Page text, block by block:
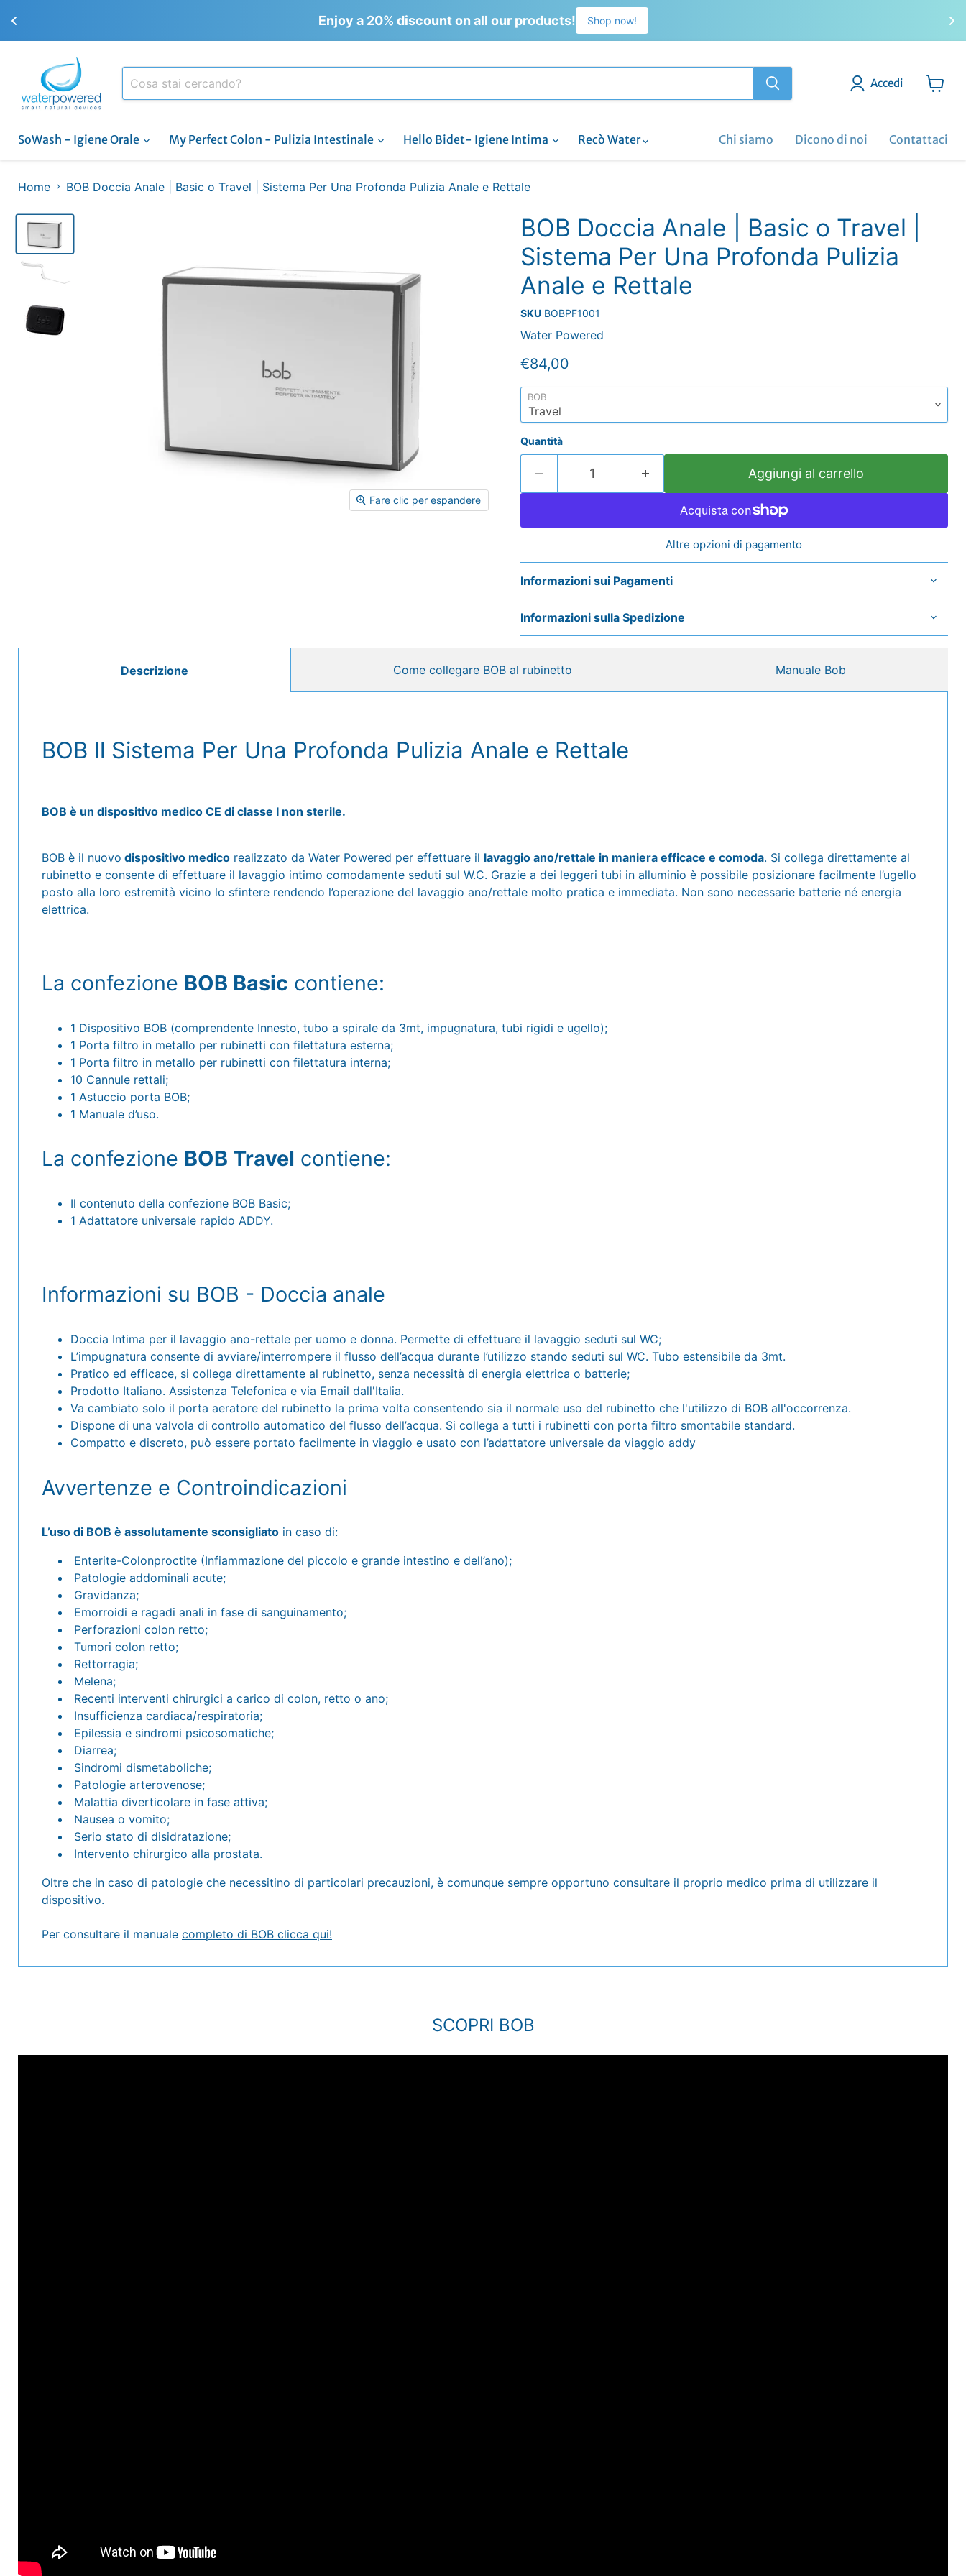
Enjoy a 20% discount on all our products! Shop now!
Accedi
SoWash - Igiene Orale
My Perfect Colon - Pulizia Intestinale Hello Bidet- Igiene Intima Recò Water Chi siamo Dicono di noi Contattaci
Home BOB Doccia Anale | Basic o Travel | Sistema Per Una Profonda Pulizia Anale e Rettale
Fare clic per espandere
BOB Doccia Anale | Basic o Travel |
Sistema Per Una Profonda Pulizia
Anale e Rettale
SKU BOBPF1001
Water Powered
Prezzo attuale
€84,00
BOB
Quantità
Aggiungi al carrello
Altre opzioni di pagamento
Informazioni sui Pagamenti
Informazioni sulla Spedizione
Descrizione
BOB Il Sistema Per Una Profonda Pulizia Anale e Rettale
BOB è un dispositivo medico CE di classe I non sterile.
BOB è il nuovo dispositivo medico realizzato da Water Powered per effettuare il lavaggio ano/rettale in maniera efficace e comoda. Si collega direttamente al
rubinetto e consente di effettuare il lavaggio intimo comodamente seduti sul W.C. Grazie a dei leggeri tubi in alluminio è possibile posizionare facilmente l’ugello
posto alla loro estremità vicino lo sfintere rendendo l’operazione del lavaggio ano/rettale molto pratica e immediata. Non sono necessarie batterie né energia
elettrica.
La confezione BOB Basic contiene:
1 Dispositivo BOB (comprendente Innesto, tubo a spirale da 3mt, impugnatura, tubi rigidi e ugello);
1 Porta filtro in metallo per rubinetti con filettatura esterna;
1 Porta filtro in metallo per rubinetti con filettatura interna;
10 Cannule rettali;
1 Astuccio porta BOB;
1 Manuale d’uso.
La confezione BOB Travel contiene:
Il contenuto della confezione BOB Basic;
1 Adattatore universale rapido ADDY.
Informazioni su BOB - Doccia anale
Doccia Intima per il lavaggio ano-rettale per uomo e donna. Permette di effettuare il lavaggio seduti sul WC;
L’impugnatura consente di avviare/interrompere il flusso dell’acqua durante l’utilizzo stando seduti sul WC. Tubo estensibile da 3mt.
Pratico ed efficace, si collega direttamente al rubinetto, senza necessità di energia elettrica o batterie;
Prodotto Italiano. Assistenza Telefonica e via Email dall'Italia.
Va cambiato solo il porta aeratore del rubinetto la prima volta consentendo sia il normale uso del rubinetto che l'utilizzo di BOB all'occorrenza.
Dispone di una valvola di controllo automatico del flusso dell’acqua. Si collega a tutti i rubinetti con porta filtro smontabile standard.
Compatto e discreto, può essere portato facilmente in viaggio e usato con l’adattatore universale da viaggio addy
Avvertenze e Controindicazioni
L’uso di BOB è assolutamente sconsigliato in caso di:
Enterite-Colonproctite (Infiammazione del piccolo e grande intestino e dell’ano);
Patologie addominali acute;
Gravidanza;
Emorroidi e ragadi anali in fase di sanguinamento;
Perforazioni colon retto;
Tumori colon retto;
Rettorragia;
Melena;
Recenti interventi chirurgici a carico di colon, retto o ano;
Insufficienza cardiaca/respiratoria;
Epilessia e sindromi psicosomatiche;
Diarrea;
Sindromi dismetaboliche;
Patologie arterovenose;
Malattia diverticolare in fase attiva;
Nausea o vomito;
Serio stato di disidratazione;
Intervento chirurgico alla prostata.
Oltre che in caso di patologie che necessitino di particolari precauzioni, è comunque sempre opportuno consultare il proprio medico prima di utilizzare il
dispositivo.
Per consultare il manuale completo di BOB clicca qui!
Come collegare BOB al rubinetto Manuale Bob
SCOPRI BOB